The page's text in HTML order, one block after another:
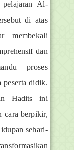
pelajaran Al-
di atas
membekali
dan
proses
peserta didik.
Hadits ini
cara berpikir,
sehari-